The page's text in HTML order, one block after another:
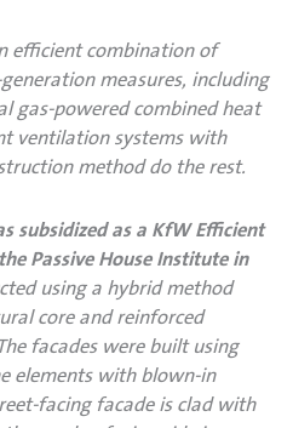
efficient combination of
measures, including
gas-powered combined heat
ventilation systems with
method do the rest.
subsidized as a KfW Efficient
Passive House Institute in
using a hybrid method
core and reinforced
facades were built using
elements with blown-in
facing facade is clad with